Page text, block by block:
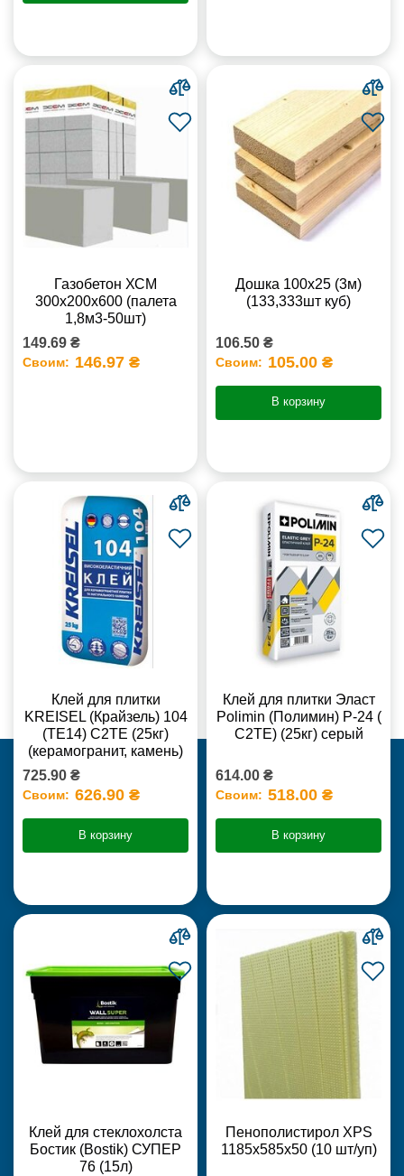
Газобетон ХСМ
300x200x600 (палета
1,8м3-50шт)
149.69 ₴
Своим: 146.97 ₴
Дошка 100х25 (3м)
(133,333шт куб)
106.50 ₴
Своим: 105.00 ₴
В корзину
Клей для плитки
KREISEL (Крайзель) 104
(ТЕ14) С2TE (25кг)
(керамогранит, камень)
725.90 ₴
Своим: 626.90 ₴
В корзину
Клей для плитки Эласт
Polimin (Полимин) Р-24 (
С2ТЕ) (25кг) серый
614.00 ₴
Своим: 518.00 ₴
В корзину
Клей для стеклохолста
Бостик (Bostik) СУПЕР
76 (15л)
Пенополистирол XPS
1185х585х50 (10 шт/уп)